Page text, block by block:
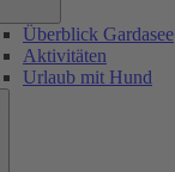
Überblick Gardasee
Aktivitäten
Urlaub mit Hund